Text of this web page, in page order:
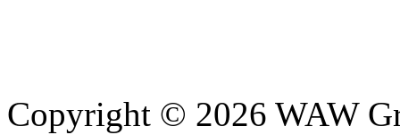
Copyright © 2026 WAW